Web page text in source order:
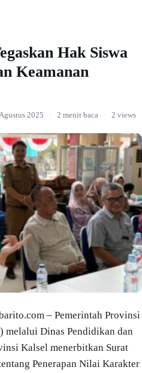
Hak Siswa
Keamanan
2025 · 2 menit baca · 2 views
– Pemerintah Provinsi
melalui Dinas Pendidikan dan
Kalsel menerbitkan Surat
Penerapan Nilai Karakter